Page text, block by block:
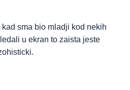
sma bio mladji kod nekih
u ekran to zaista jeste